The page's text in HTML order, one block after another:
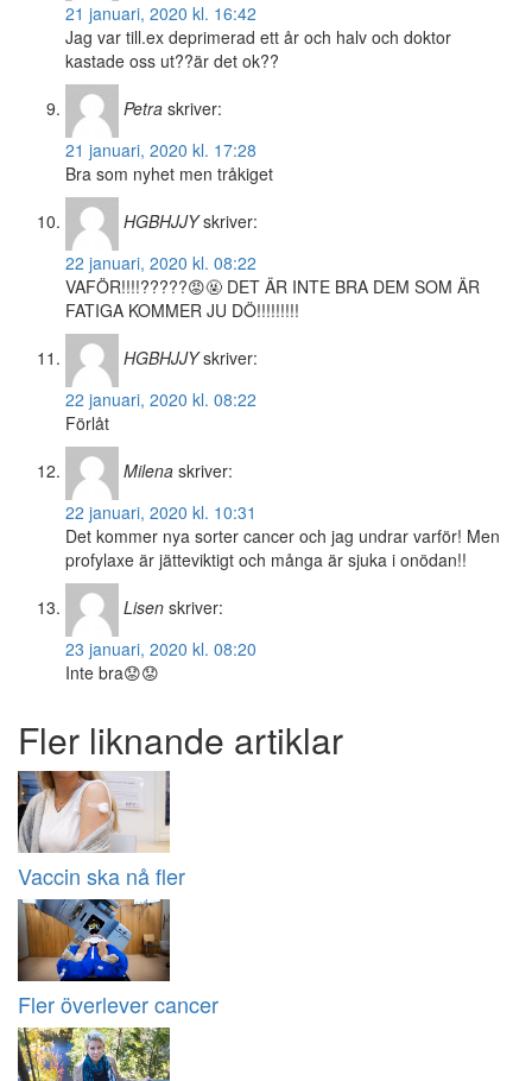
21 januari, 2020 kl. 16:42
Jag var till.ex deprimerad ett år och halv och doktor
kastade oss ut??är det ok??
Petra skriver:
21 januari, 2020 kl. 17:28
Bra som nyhet men tråkiget
HGBHJJY skriver:
22 januari, 2020 kl. 08:22
VAFÖR!!!!?????😡🤬 DET ÄR INTE BRA DEM SOM ÄR
FATIGA KOMMER JU DÖ!!!!!!!!!
HGBHJJY skriver:
22 januari, 2020 kl. 08:22
Förlåt
Milena skriver:
22 januari, 2020 kl. 10:31
Det kommer nya sorter cancer och jag undrar varför! Men
profylaxe är jätteviktigt och många är sjuka i onödan!!
Lisen skriver:
23 januari, 2020 kl. 08:20
Inte bra😟😟
Fler liknande artiklar
Vaccin ska nå fler
Fler överlever cancer